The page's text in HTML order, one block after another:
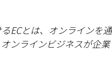
ECとは、 オンラインを
ンラインビジネスが企